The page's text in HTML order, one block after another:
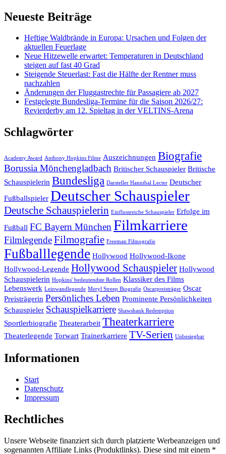
Neueste Beiträge
Heftige Waldbrände in Europa: Ursachen und Folgen der
aktuellen Feuerlage
Neue Hitzewelle erwartet: Temperaturen in Deutschland
steigen auf fast 40 Grad
Steigende Steuerlast: Fast die Hälfte der Rentner muss
nachzahlen
Änderungen der Fluggastrechte für Passagiere ab 2027
Festgelegte Bundesliga-Termine für die Saison 2026/27:
Revierderby am 12. Spieltag in der VELTINS-Arena
Schlagwörter
Academy Award Anthony Hopkins Filme Auszeichnungen Biografie
Borussia Mönchengladbach Britischer Schauspieler Britische
Schauspielerin Bundesliga Darsteller Hannibal Lecter Deutscher
Fußballspieler Deutscher Schauspieler
Deutsche Schauspielerin Einflussreiche Schauspieler Erfolge im
Fußball FC Bayern MünchenFilmkarriere
FilmlegendeFilmografie Freeman Filmografie
Fußballlegende Hollywood Hollywood-Ikone
Hollywood-Legende Hollywood Schauspieler Hollywood
Schauspielerin Hopkins' bedeutendste Rollen Klassiker des Films
Lebenswerk Leinwandlegende Meryl Streep Biografie Oscarpreisträger Oscar
Preisträgerin Persönliches Leben Prominente Persönlichkeiten
Schauspieler Schauspielkarriere Shawshank Redemption
Sportlerbiografie Theaterarbeit Theaterkarriere
Theaterlegende Torwart Trainerkarriere TV-Serien Unbesiegbar
Informationen
Start
Datenschutz
Impressum
Rechtliches
Unsere Webseite finanziert sich durch platzierte Werbeanzeigen und
sogenannten Affiliate Links (Produktlinks). Diese sind mit einem *